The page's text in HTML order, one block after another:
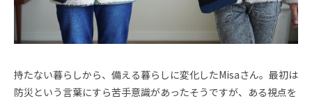
持たない暮らしから、備える暮らしに変化したMisaさん。最初は
防災という言葉にすら苦手意識があったそうですが、ある視点を